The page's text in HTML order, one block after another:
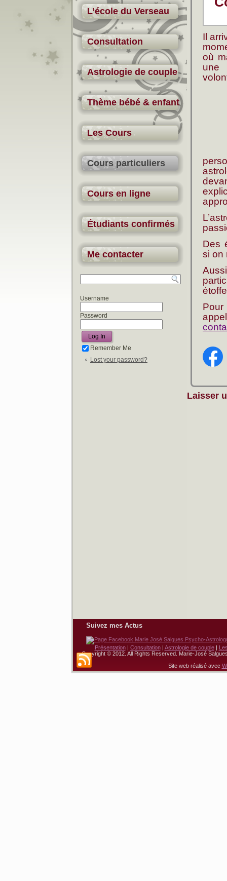
L’école du Verseau
Consultation
Astrologie de couple
Thème bébé & enfant
Les Cours
Cours particuliers
Cours en ligne
Étudiants confirmés
Me contacter
Username
Password
Remember Me
Lost your password?
Il
où
une
Des
si on
Laisser
Suivez mes Actus
Présentation| Consultation| Astrologie de couple|
Copyright © 2012. All Rights Reserved. Marie-José
Site web réalisé avec